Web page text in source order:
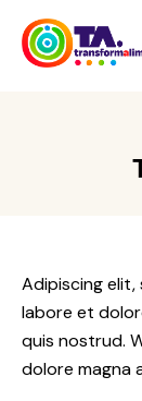
Adipiscing
labore et
quis nostrud.
dolore magna